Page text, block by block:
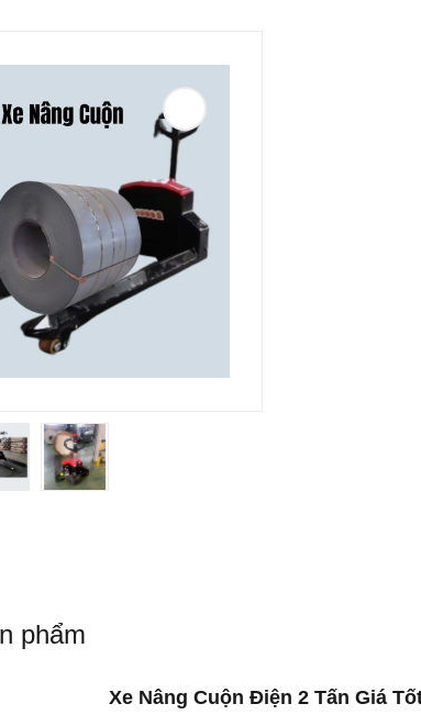
phẩm
Xe Nâng Cuộn Điện 2 Tấn Giá